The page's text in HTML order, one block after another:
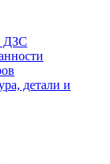
ДЗС
детали и